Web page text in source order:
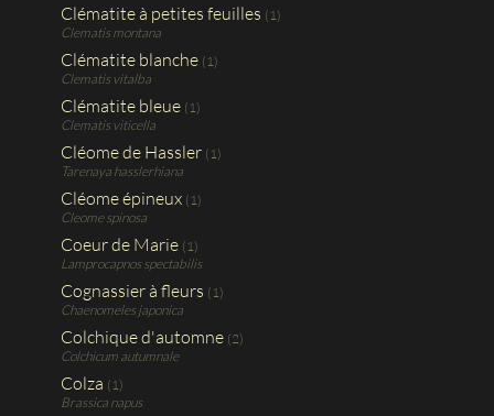
Clématite à petites feuilles (1)
Clematis montana
Clématite blanche (1)
Clematis vitalba
Clématite bleue (1)
Clematis viticella
Cléome de Hassler (1)
Tarenaya hasslerhiana
Cléome épineux (1)
Cleome spinosa
Coeur de Marie (1)
Lamprocapnos spectabilis
Cognassier à fleurs (1)
Chaenomeles japonica
Colchique d'automne (2)
Colchicum autumnale
Colza (1)
Brassica napus